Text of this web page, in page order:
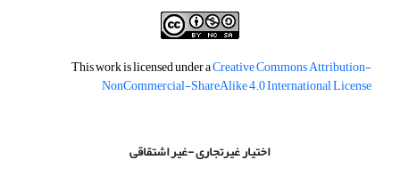
This work is licensed under aCreative Commons Attribution-
NonCommercial-ShareAlike 4.0 International License
اختیار غیرتجاری -غیر اشتقاقی